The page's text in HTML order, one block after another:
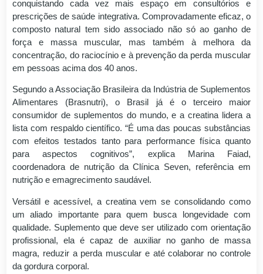
conquistando cada vez mais espaço em consultórios e
prescrições de saúde integrativa. Comprovadamente eficaz, o
composto natural tem sido associado não só ao ganho de
força e massa muscular, mas também à melhora da
concentração, do raciocínio e à prevenção da perda muscular
em pessoas acima dos 40 anos.
Segundo a Associação Brasileira da Indústria de Suplementos
Alimentares (Brasnutri), o Brasil já é o terceiro maior
consumidor de suplementos do mundo, e a creatina lidera a
lista com respaldo científico. “É uma das poucas substâncias
com efeitos testados tanto para performance física quanto
para aspectos cognitivos”, explica Marina Faiad,
coordenadora de nutrição da Clínica Seven, referência em
nutrição e emagrecimento saudável.
Versátil e acessível, a creatina vem se consolidando como
um aliado importante para quem busca longevidade com
qualidade. Suplemento que deve ser utilizado com orientação
profissional, ela é capaz de auxiliar no ganho de massa
magra, reduzir a perda muscular e até colaborar no controle
da gordura corporal.